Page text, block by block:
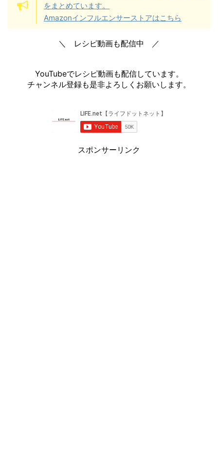
をまとめています。
Amazonインフルエンサーストアはこちら
＼ レシピ動画も配信中 ／
YouTubeでレシピ動画も配信しています。
チャンネル登録も是非よろしくお願いします。
スポンサーリンク